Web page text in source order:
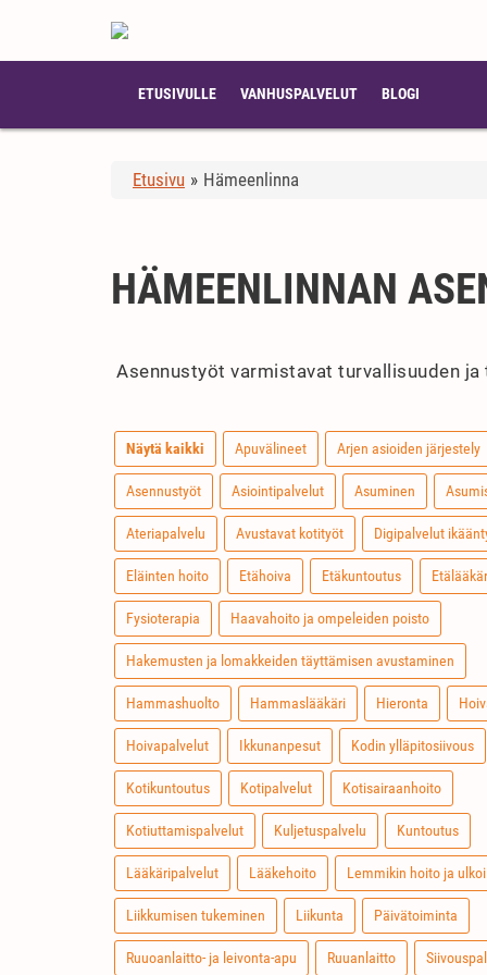
ETUSIVULLE VANHUSPALVELUT BLOGI
Etusivu » Hämeenlinna
HÄMEENLINNAN
Asennustyöt varmistavat turvallisuuden
Näytä kaikki Apuvälineet Arjen asioiden järjestely
Asennustyöt Asiointipalvelut Asuminen
Ateriapalvelu Avustavat kotityöt Digipalvelut
Eläinten hoito Etähoiva Etäkuntoutus
Fysioterapia Haavahoito ja ompeleiden poisto
Hakemusten ja lomakkeiden täyttämisen avustaminen
Hammashuolto Hammaslääkäri Hieronta
Hoivapalvelut Ikkunanpesut Kodin ylläpitosiivous
Kotikuntoutus Kotipalvelut Kotisairaanhoito
Kotiuttamispalvelut Kuljetuspalvelu Kuntoutus
Lääkäripalvelut Lääkehoito Lemmikin hoito ja
Liikkumisen tukeminen Liikunta Päivätoiminta
Ruuoanlaitto- ja leivonta-apu Ruuanlaitto